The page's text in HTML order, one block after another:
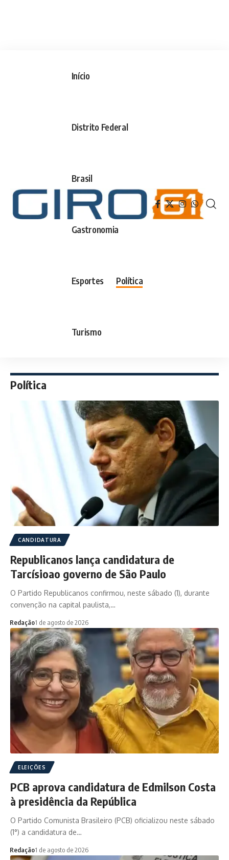
Início
Distrito Federal
Brasil
Gastronomia
Esportes Política
Turismo
Política
CANDIDATURA
Republicanos lança candidatura de
Tarcísioao governo de São Paulo
O Partido Republicanos confirmou, neste sábado (1), durante
convenção na capital paulista,…
Redação1 de agosto de 2026
ELEIÇÕES
PCB aprova candidatura de Edmilson Costa
à presidência da República
O Partido Comunista Brasileiro (PCB) oficializou neste sábado
(1°) a candidatura de…
Redação1 de agosto de 2026